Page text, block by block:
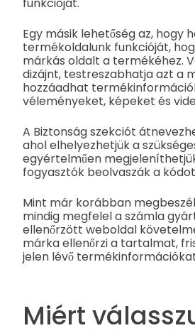
funkcióját.
Egy másik lehetőség az, hogy
termékoldalunk funkcióját,
márkás oldalt a termékéhez.
dizájnt, testreszabhatja azt a
hozzáadhat
véleményeket, képeket és
A Biztonság szekciót
ahol elhelyezhetjük a
egyértelműen
fogyasztók beolvaszák a
Mint már korábban
mindig megfelel a számla
ellenőrzött weboldal
márka ellenőrzi a tartalmat,
jelen lévő
Miért